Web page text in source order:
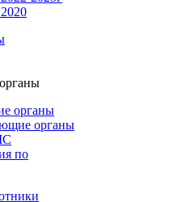
органы
органы
по